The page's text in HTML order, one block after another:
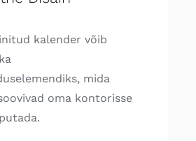
kalender võib
mida
oma kontorisse